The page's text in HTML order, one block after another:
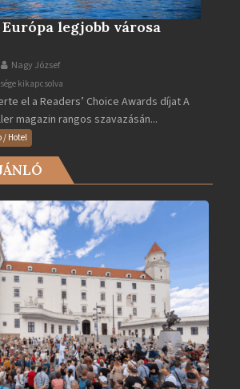
legjobb városa
Nagy József
kikapcsolva
el a Readers’ Choice Awards díjat A
magazin rangos szavazásán...
/ Hotel